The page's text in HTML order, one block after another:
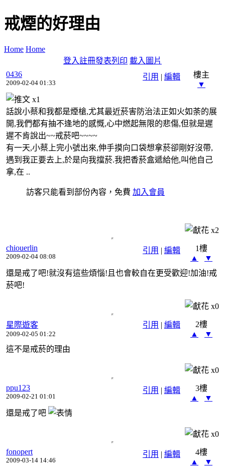
戒煙的好理由
Home Home
登入註冊發表列印 載入圖片
引用 | 編輯
0436
2009-02-04 01:33
樓主
▼
x1
話說小蔡和我都是煙槍,尤其最近菸害防治法正如火如荼的展
開,我們都有抽不逢地的感慨,心中燃起無限的悲傷,但就是遲
遲不肯說出~~戒菸吧~~~~
有一天,小蔡上完小號出來,伸手摸向口袋想拿菸卻剛好沒帶,
遇到我正要去上,於是向我擋菸.我把香菸盒遞給他,叫他自己
拿,在 ..
訪客只能看到部份內容，免費 加入會員
x2
引用 | 編輯
chiouerlin
2009-02-04 08:08
1樓
▲
▼
還是戒了吧!就沒有這些煩惱!且也會較自在更受歡迎!加油!戒
菸吧!
x0
引用 | 編輯
星際遊客
2009-02-05 01:22
2樓
▲
▼
這不是戒菸的理由
x0
引用 | 編輯
ppu123
2009-02-21 01:01
3樓
▲
▼
還是戒了吧
x0
引用 | 編輯
fonopert
2009-03-14 14:46
4樓
▲
▼